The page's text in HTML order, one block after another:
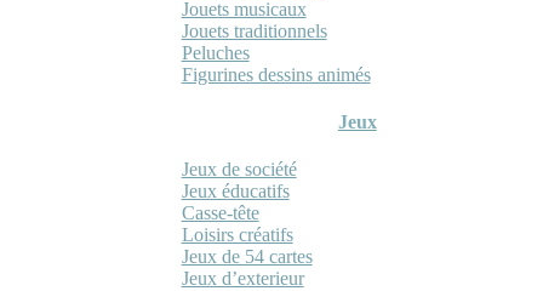
Jouets musicaux
Jouets traditionnels
Peluches
Figurines dessins animés
Jeux
Jeux de société
Jeux éducatifs
Casse-tête
Loisirs créatifs
Jeux de 54 cartes
Jeux d’exterieur